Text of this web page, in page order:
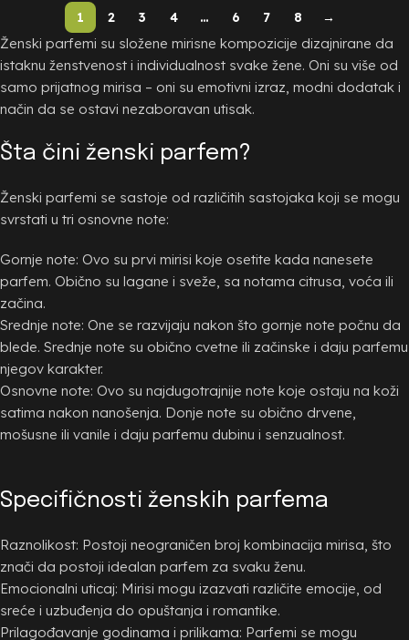
1 2 3 4 … 6 7 8 →
Ženski parfemi su složene mirisne kompozicije dizajnirane da
istaknu ženstvenost i individualnost svake žene. Oni su više od
samo prijatnog mirisa – oni su emotivni izraz, modni dodatak i
način da se ostavi nezaboravan utisak.
Šta čini ženski parfem?
Ženski parfemi se sastoje od različitih sastojaka koji se mogu
svrstati u tri osnovne note:
Gornje note: Ovo su prvi mirisi koje osetite kada nanesete
parfem. Obično su lagane i sveže, sa notama citrusa, voća ili
začina.
Srednje note: One se razvijaju nakon što gornje note počnu da
blede. Srednje note su obično cvetne ili začinske i daju parfemu
njegov karakter.
Osnovne note: Ovo su najdugotrajnije note koje ostaju na koži
satima nakon nanošenja. Donje note su obično drvene,
mošusne ili vanile i daju parfemu dubinu i senzualnost.
Specifičnosti ženskih parfema
Raznolikost: Postoji neograničen broj kombinacija mirisa, što
znači da postoji idealan parfem za svaku ženu.
Emocionalni uticaj: Mirisi mogu izazvati različite emocije, od
sreće i uzbuđenja do opuštanja i romantike.
Prilagođavanje godinama i prilikama: Parfemi se mogu